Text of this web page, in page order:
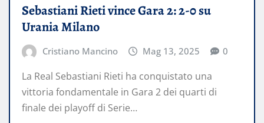
Sebastiani Rieti vince Gara 2: 2-0 su
Urania Milano
Cristiano Mancino Mag 13, 2025 0
La Real Sebastiani Rieti ha conquistato una
vittoria fondamentale in Gara 2 dei quarti di
finale dei playoff di Serie…